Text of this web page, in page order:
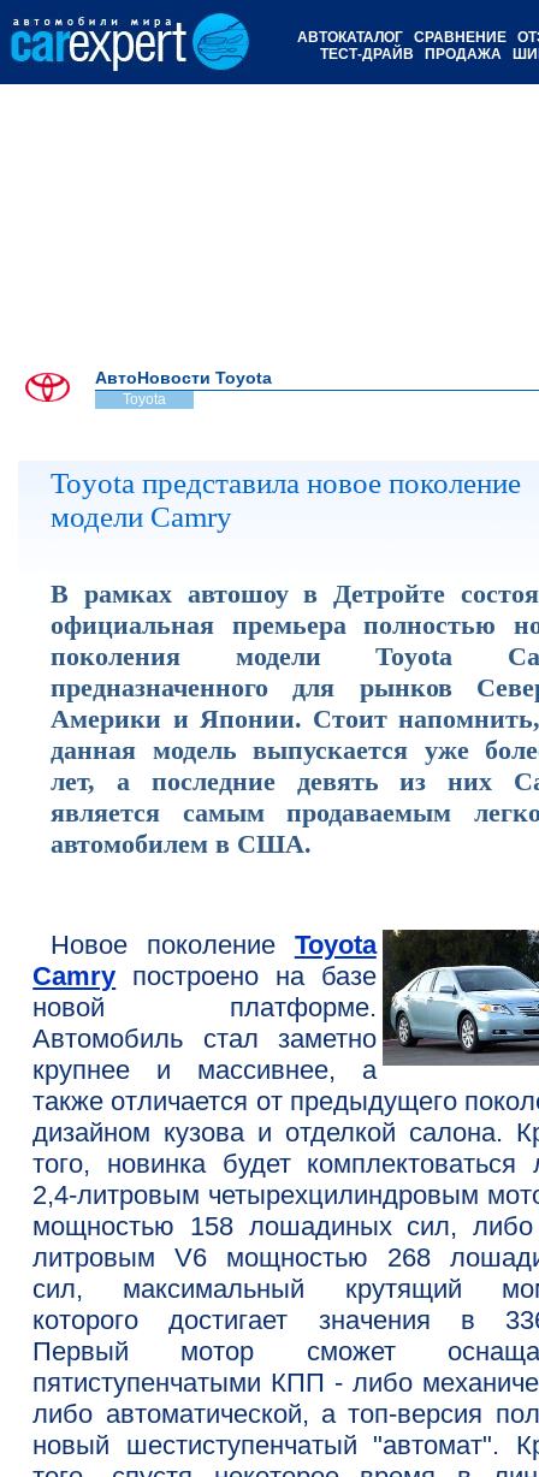
АВТОКАТАЛОГ СРАВНЕНИЕ
ТЕСТ-ДРАЙВ
ПРОДАЖА
АвтоНовости Toyota
Toyota
Toyota представила новое поколение
модели Camry
В рамках автошоу в Детройте
официальная премьера полностью
поколения модели Toyota
предназначенного для рынков
Америки и Японии. Стоит
данная модель выпускается уже
лет, а последние девять из них
является самым продаваемым
автомобилем в США.
Новое поколение Toyota
Camry построено на базе
новой платформе.
Автомобиль стал заметно
крупнее и массивнее, а
также отличается от предыдущего
дизайном кузова и отделкой салона.
того, новинка будет комплектоваться
2,4-литровым четырехцилиндровым
мощностью 158 лошадиных сил,
литровым V6 мощностью 268
сил, максимальный крутящий
которого достигает значения в
Первый мотор сможет
пятиступенчатыми КПП - либо
либо автоматической, а топ-версия
новый шестиступенчатый "автомат".